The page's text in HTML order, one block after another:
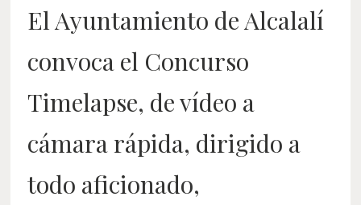
El Ayuntamiento de Alcalalí
convoca el Concurso
Timelapse, de vídeo a
cámara rápida, dirigido a
todo aficionado,